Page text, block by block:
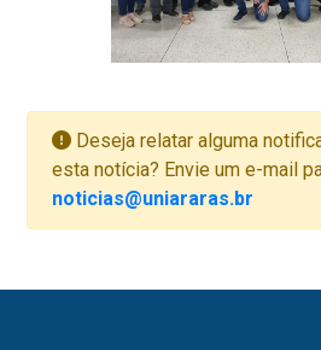
Deseja relatar alguma
esta notícia? Envie um e-mail
noticias@uniararas.br